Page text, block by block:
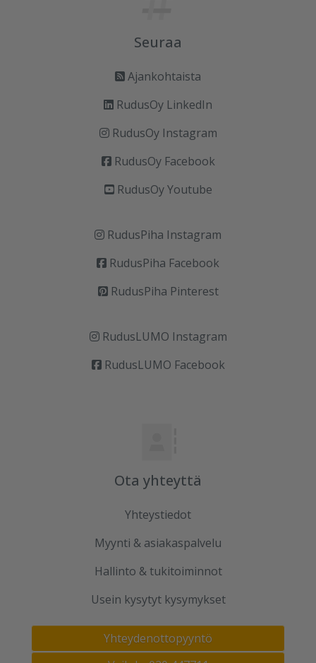
Seuraa
Ajankohtaista
RudusOy LinkedIn
RudusOy Instagram
RudusOy Facebook
RudusOy Youtube
RudusPiha Instagram
RudusPiha Facebook
RudusPiha Pinterest
RudusLUMO Instagram
RudusLUMO Facebook
Ota yhteyttä
Yhteystiedot
Myynti & asiakaspalvelu
Hallinto & tukitoiminnot
Usein kysytyt kysymykset
Yhteydenottopyyntö